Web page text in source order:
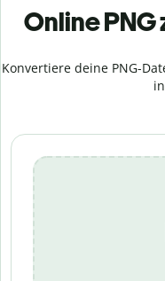
Online PNG
Konvertiere deine PNG-